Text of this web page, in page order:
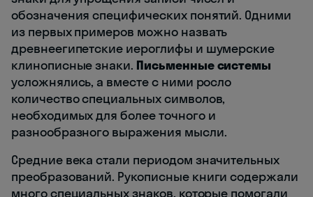
обозначения специфических понятий. Одними
из первых примеров можно назвать
древнеегипетские иероглифы и шумерские
клинописные знаки. Письменные системы
усложнялись, а вместе с ними росло
количество специальных символов,
необходимых для более точного и
разнообразного выражения мысли.
Средние века стали периодом значительных
преобразований. Рукописные книги содержали
много специальных знаков, которые помогали